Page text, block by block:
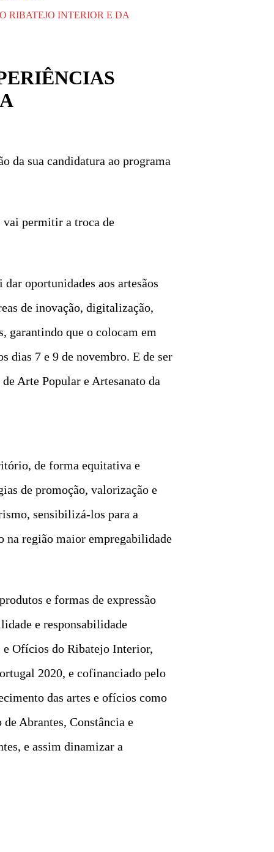
RIBATEJO INTERIOR E DA
da sua candidatura ao programa
vai permitir a troca de
oportunidades aos artesãos
de inovação, digitalização,
garantindo que o colocam em
dias 7 e 9 de novembro. E de ser
Arte Popular e Artesanato da
de forma equitativa e
de promoção, valorização e
sensibilizá-los para a
na região maior empregabilidade
e formas de expressão
e responsabilidade
e Ofícios do Ribatejo Interior,
2020, e cofinanciado pelo
das artes e ofícios como
Abrantes, Constância e
e assim dinamizar a